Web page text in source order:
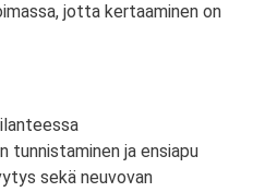
jotta kertaaminen on
tunnistaminen ja ensiapu
sekä neuvovan